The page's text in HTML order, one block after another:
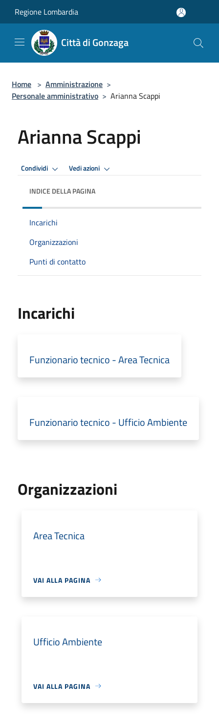
Regione Lombardia
Città di Gonzaga
Home > Amministrazione >
Personale amministrativo > Arianna Scappi
Arianna Scappi
Condividi Vedi azioni
INDICE DELLA PAGINA
Incarichi
Organizzazioni
Punti di contatto
Incarichi
Funzionario tecnico - Area Tecnica
Funzionario tecnico - Ufficio Ambiente
Organizzazioni
Area Tecnica
VAI ALLA PAGINA
Ufficio Ambiente
VAI ALLA PAGINA